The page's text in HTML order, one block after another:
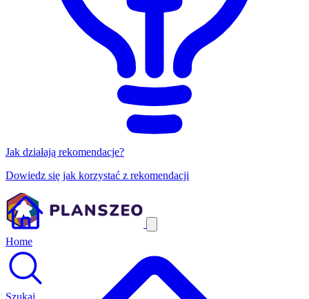
Jak działają rekomendacje?
Dowiedz się jak korzystać z rekomendacji
Home
Szukaj